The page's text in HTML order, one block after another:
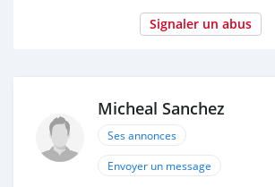
Signaler un abus
Micheal Sanchez
Ses annonces
Envoyer un message